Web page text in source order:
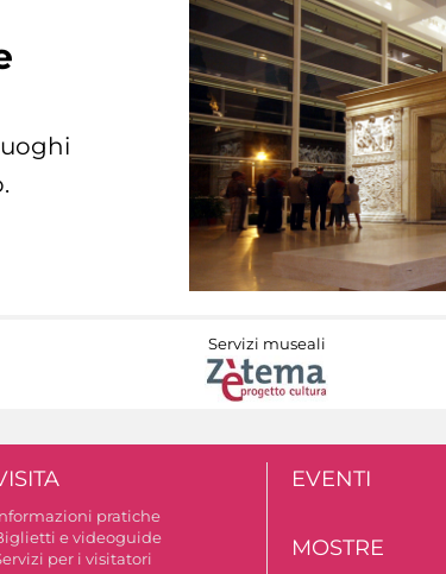
Servizi museali
pratiche
e videoguide
per i visitatori
EVENTI
MOSTRE